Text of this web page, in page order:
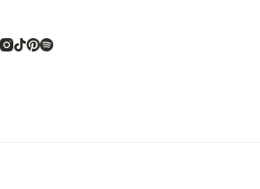
contenido